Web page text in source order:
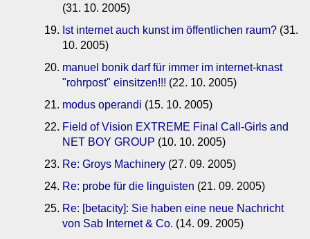
(31. 10. 2005)
Ist internet auch kunst im öffentlichen raum? (31.
10. 2005)
manuel bonik darf für immer im internet-knast
"rohrpost" einsitzen!!! (22. 10. 2005)
modus operandi (15. 10. 2005)
Field of Vision EXTREME Final Call-Girls and
NET BOY GROUP (10. 10. 2005)
Re: Groys Machinery (27. 09. 2005)
Re: probe für die linguisten (21. 09. 2005)
Re: [betacity]: Sie haben eine neue Nachricht
von Sab Internet & Co. (14. 09. 2005)